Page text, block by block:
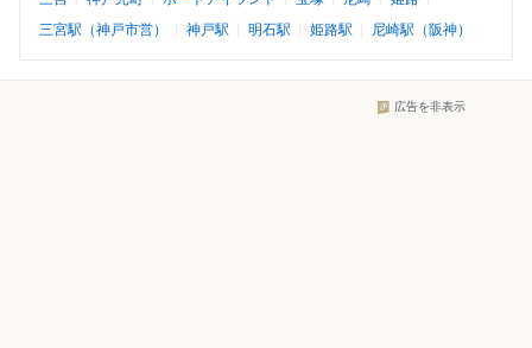
三宮駅（神戸市営）
神戸駅 明石駅 姫路駅 尼崎駅（阪神）
広告を非表示